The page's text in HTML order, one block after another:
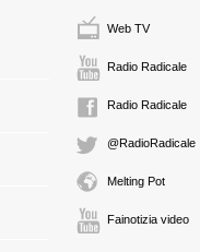
Web TV
Radio Radicale
Radio Radicale
@RadioRadicale
Melting Pot
Fainotizia video